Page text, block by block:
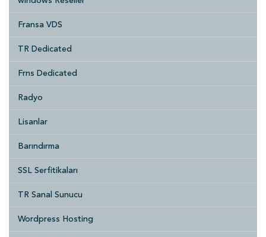
Fransa VDS
TR Dedicated
Frns Dedicated
Radyo
Lisanlar
Barındırma
SSL Serfitikaları
TR Sanal Sunucu
Wordpress Hosting